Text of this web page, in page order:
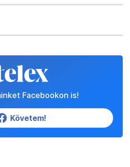
Facebookon is!
Követem!